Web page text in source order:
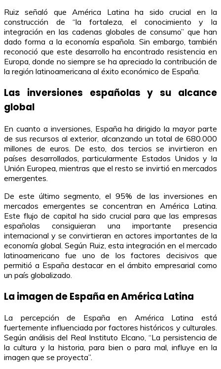
Ruiz señaló que América Latina ha sido crucial en la
construcción de “la fortaleza, el conocimiento y la
integración en las cadenas globales de consumo” que han
dado forma a la economía española. Sin embargo, también
reconoció que este desarrollo ha encontrado resistencia en
Europa, donde no siempre se ha apreciado la contribución de
la región latinoamericana al éxito económico de España.
Las inversiones españolas y su alcance
global
En cuanto a inversiones, España ha dirigido la mayor parte
de sus recursos al exterior, alcanzando un total de 680.000
millones de euros. De esto, dos tercios se invirtieron en
países desarrollados, particularmente Estados Unidos y la
Unión Europea, mientras que el resto se invirtió en mercados
emergentes.
De este último segmento, el 95% de las inversiones en
mercados emergentes se concentran en América Latina.
Este flujo de capital ha sido crucial para que las empresas
españolas consiguieran una importante presencia
internacional y se convirtieran en actores importantes de la
economía global. Según Ruiz, esta integración en el mercado
latinoamericano fue uno de los factores decisivos que
permitió a España destacar en el ámbito empresarial como
un país globalizado.
La imagen de España en América Latina
La percepción de España en América Latina está
fuertemente influenciada por factores históricos y culturales.
Según análisis del Real Instituto Elcano, “La persistencia de
la cultura y la historia, para bien o para mal, influye en la
imagen que se proyecta”.